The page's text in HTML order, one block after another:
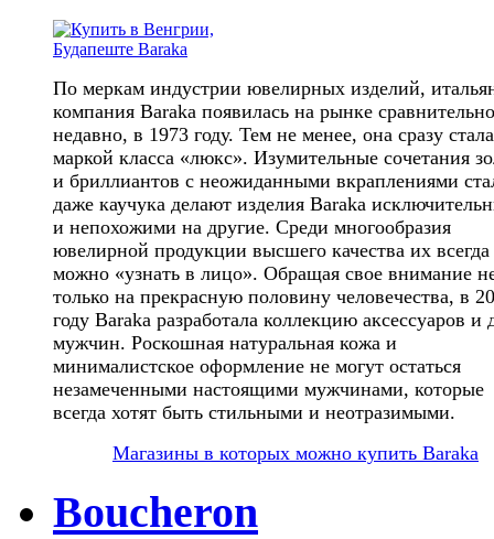
По меркам индустрии ювелирных изделий,
компания Baraka появилась на рынке сравнительно
недавно, в 1973 году. Тем не менее, она сразу стала
маркой класса «люкс». Изумительные сочетания
и бриллиантов с неожиданными вкраплениями
даже каучука делают изделия Baraka
и непохожими на другие. Среди многообразия
ювелирной продукции высшего качества их всегда
можно «узнать в лицо». Обращая свое внимание
только на прекрасную половину человечества, в
году Baraka разработала коллекцию аксессуаров и
мужчин. Роскошная натуральная кожа и
минималистское оформление не могут остаться
незамеченными настоящими мужчинами, которые
всегда хотят быть стильными и неотразимыми.
Магазины в которых можно купить Baraka
Boucheron